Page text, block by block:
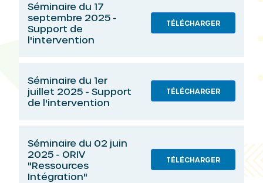
Séminaire du 17
septembre 2025 -
Support de
l'intervention
TÉLÉCHARGER
Séminaire du 1er
juillet 2025 - Support
de l'intervention
TÉLÉCHARGER
Séminaire du 02 juin
2025 - ORIV
"Ressources
Intégration"
TÉLÉCHARGER